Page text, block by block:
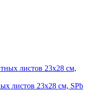
листов 23х28 см, SPb